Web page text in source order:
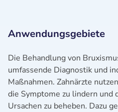
Anwendungsgebiete
Die Behandlung von
umfassende Diagnostik und
Maßnahmen. Zahnärzte
die Symptome zu lindern und
Ursachen zu beheben. Dazu